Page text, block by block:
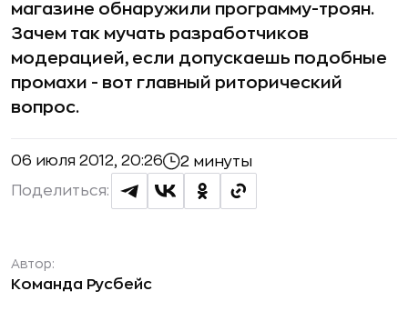
магазине обнаружили программу-троян.
Зачем так мучать разработчиков
модерацией, если допускаешь подобные
промахи - вот главный риторический
вопрос.
06 июля 2012, 20:26 2 минуты
Поделиться:
Автор:
Команда Русбейс